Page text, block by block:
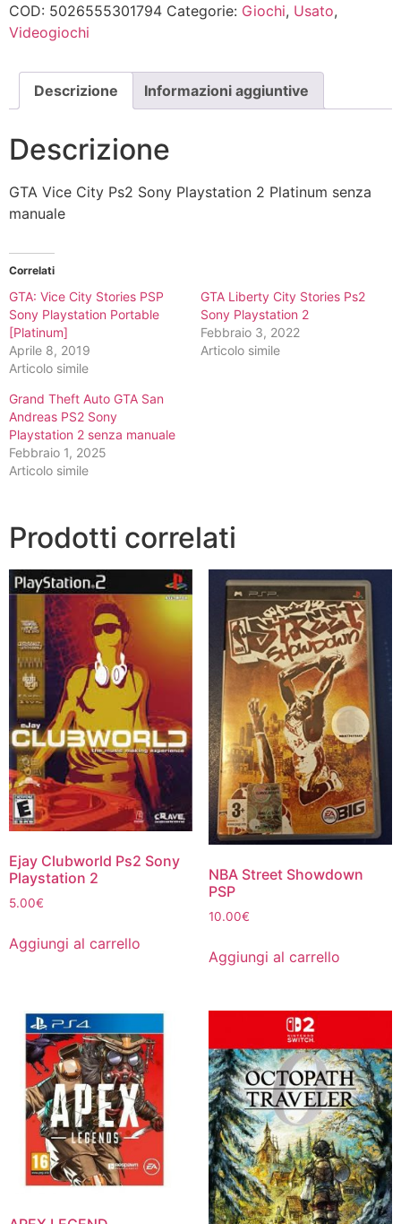
Playstation
2
Platinum
manuale
quantità
COD: 5026555301794 Categorie: Giochi, Usato,
Videogiochi
Descrizione Informazioni aggiuntive
Descrizione
GTA Vice City Ps2 Sony Playstation 2 Platinum senza
manuale
Correlati
GTA: Vice City Stories PSP
Sony Playstation Portable
[Platinum]
Aprile 8, 2019
Articolo simile
GTA Liberty City Stories Ps2
Sony Playstation 2
Febbraio 3, 2022
Articolo simile
Grand Theft Auto GTA San
Andreas PS2 Sony
Playstation 2 senza manuale
Febbraio 1, 2025
Articolo simile
Prodotti correlati
Ejay Clubworld Ps2 Sony
Playstation 2
5.00€
Aggiungi al carrello
NBA Street Showdown
PSP
10.00€
Aggiungi al carrello